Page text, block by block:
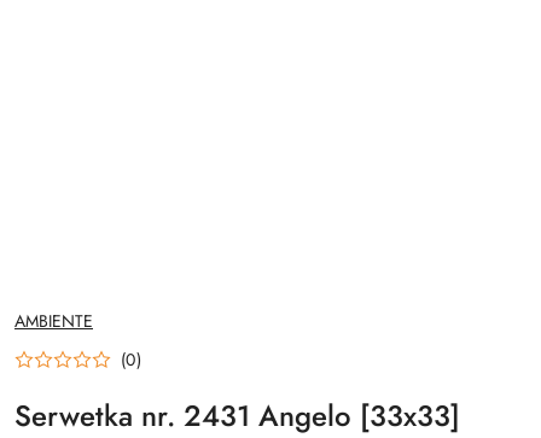
NAZWA
PRODUCENTA:
AMBIENTE
(0)
Serwetka nr. 2431 Angelo [33x33]